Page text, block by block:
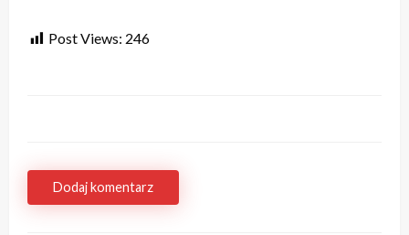
Post Views: 246
Dodaj komentarz